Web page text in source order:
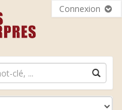
Connexion